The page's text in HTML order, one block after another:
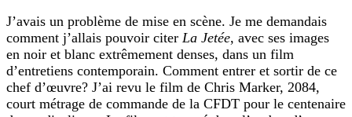
J’avais un problème de mise en scène. Je me demandais
comment j’allais pouvoir citer La Jetée, avec ses images
en noir et blanc extrêmement denses, dans un film
d’entretiens contemporain. Comment entrer et sortir de ce
chef d’œuvre? J’ai revu le film de Chris Marker, 2084,
court métrage de commande de la CFDT pour le centenaire